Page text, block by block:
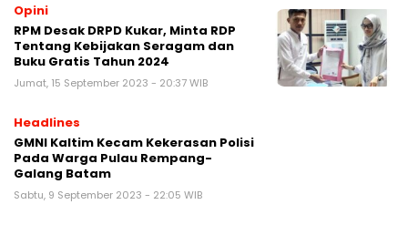
Opini
RPM Desak DRPD Kukar, Minta RDP
Tentang Kebijakan Seragam dan
Buku Gratis Tahun 2024
Jumat, 15 September 2023 - 20:37 WIB
Headlines
GMNI Kaltim Kecam Kekerasan Polisi
Pada Warga Pulau Rempang-
Galang Batam
Sabtu, 9 September 2023 - 22:05 WIB